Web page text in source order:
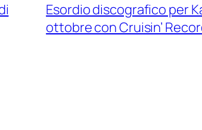
Esordio discografico per
ottobre con Cruisin’